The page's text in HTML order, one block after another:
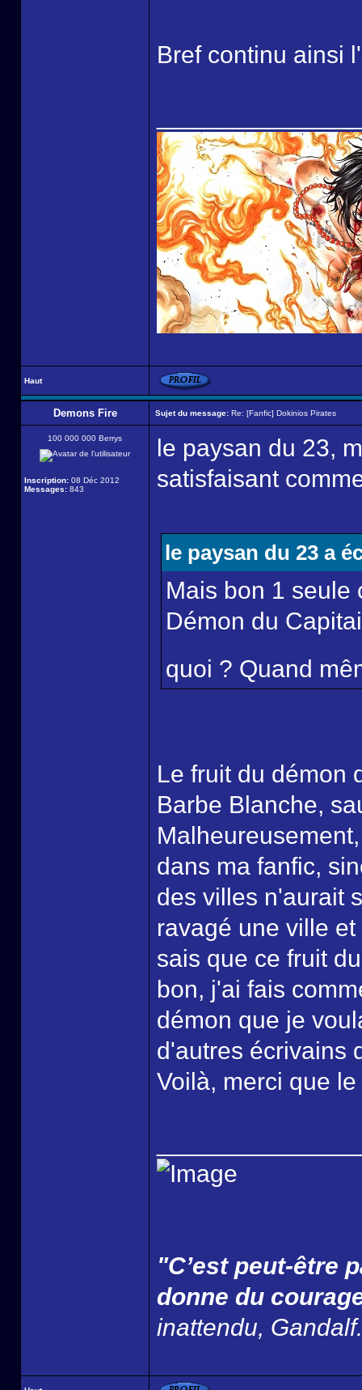
Bref continu ainsi
Haut
Demons Fire Sujet du message: Re: [Fanfic] Dokinios Pirates
100 000 000 Berrys
Inscription: 08 Déc 2012
Messages: 843
le paysan du 23,
satisfaisant
le paysan du 23 a
Mais bon 1 seule
Démon du
quoi ? Quand
Le fruit du démon
Barbe Blanche,
dans ma fanfic,
des villes n'aurait
ravagé une ville
sais que ce fruit
bon, j'ai fais
démon que je
d'autres écrivains
Voilà, merci que
"C’est peut-être
donne du
inattendu, Gandalf.